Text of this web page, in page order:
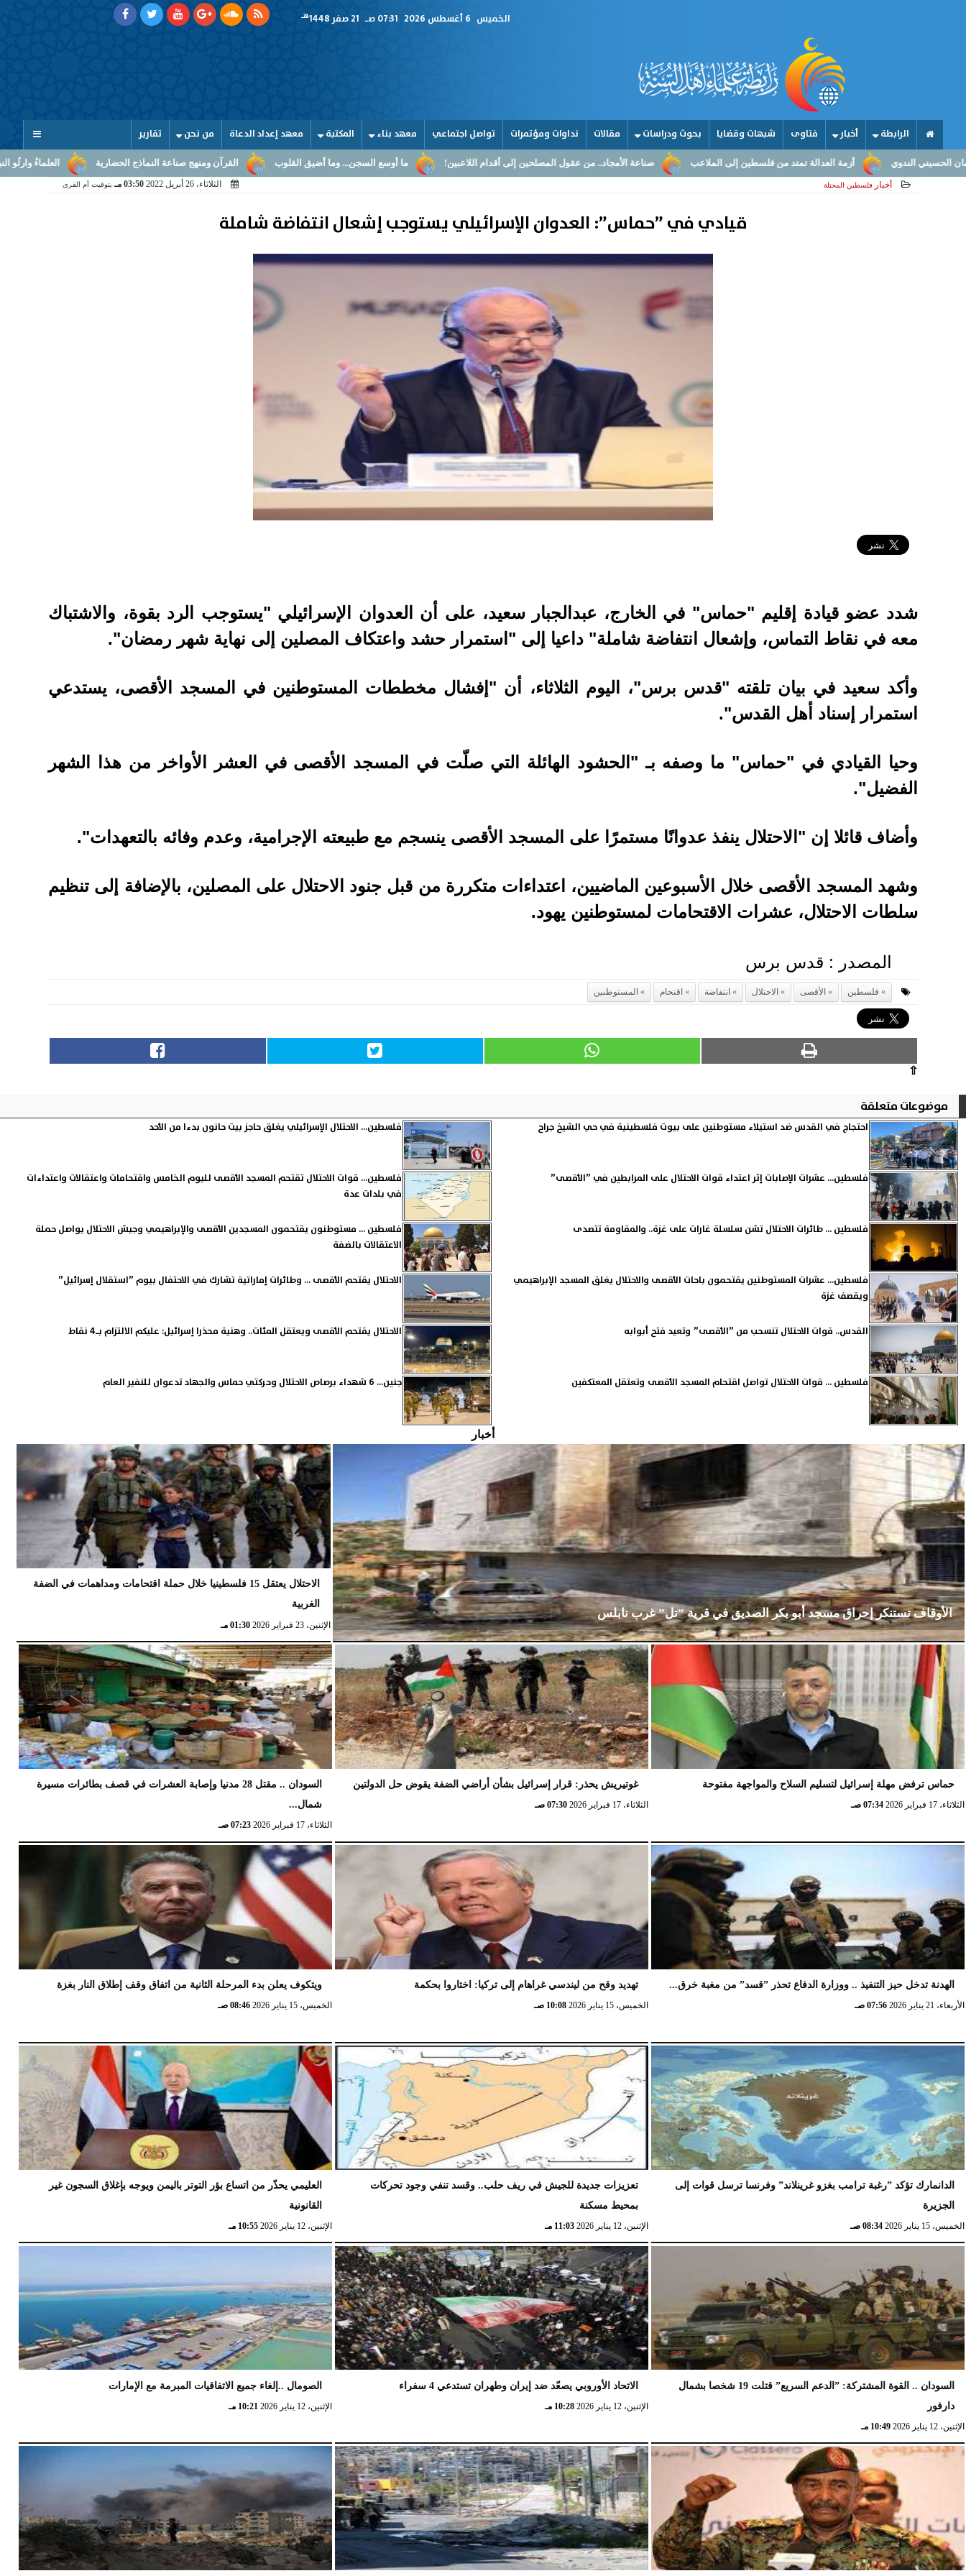
الخميس 07:31 صـ هـ
الرابطة أخبار فتاوى شبهات وقضايا بحوث ودراسات مقالات نداوات ومؤتمرات تواصل اجتماعي معهد بناء المكتبة معهد إعداد الدعاة من نحن تقارير
العلماءُ وارثُو النبوّة: من بلاغ الرسالة القرآن ومنهج صناعة النماذج الحضارية ما أوسع السجن... وما أضيق القلوب صناعة الأمجاد.. من عقول المصلحين إلى أقدام اللاعبين! أزمة العدالة تمتد من فلسطين إلى الملاعب
أخبار فلسطين المحتلة الثلاثاء، 26 أبريل 2022 03:50 مـ بتوقيت أم القرى
قيادي في ”حماس”: العدوان الإسرائيلي يستوجب إشعال انتفاضة شاملة
شدد عضو قيادة إقليم "حماس" في الخارج، عبدالجبار سعيد، على أن العدوان الإسرائيلي "يستوجب الرد بقوة، والاشتباك
معه في نقاط التماس، وإشعال انتفاضة شاملة" داعيا إلى "استمرار حشد واعتكاف المصلين إلى نهاية شهر رمضان".
وأكد سعيد في بيان تلقته "قدس برس"، اليوم الثلاثاء، أن "إفشال مخططات المستوطنين في المسجد الأقصى، يستدعي
استمرار إسناد أهل القدس".
وحيا القيادي في "حماس" ما وصفه بـ "الحشود الهائلة التي صلّت في المسجد الأقصى في العشر الأواخر من هذا الشهر
الفضيل".
وأضاف قائلا إن "الاحتلال ينفذ عدوانًا مستمرًا على المسجد الأقصى ينسجم مع طبيعته الإجرامية، وعدم وفائه بالتعهدات".
وشهد المسجد الأقصى خلال الأسبوعين الماضيين، اعتداءات متكررة من قبل جنود الاحتلال على المصلين، بالإضافة إلى تنظيم
سلطات الاحتلال، عشرات الاقتحامات لمستوطنين يهود.
المصدر : قدس برس
فلسطين الأقصى الاحتلال انتفاضة اقتحام المستوطنين
⇧
موضوعات متعلقة
احتجاج في القدس ضد استيلاء مستوطنين على بيوت فلسطينية في حي الشيخ جراح فلسطين... الاحتلال الإسرائيلي يغلق حاجز بيت حانون بدءا من الأحد
فلسطين... عشرات الإصابات إثر اعتداء قوات الاحتلال على المرابطين في ”الأقصى”
فلسطين... قوات الاحتلال تقتحم المسجد الأقصى لليوم الخامس واقتحامات واعتقالات واعتداءات
في بلدات عدة
فلسطين ... طائرات الاحتلال تشن سلسلة غارات على غزة.. والمقاومة تتصدى
فلسطين ... مستوطنون يقتحمون المسجدين الأقصى والإبراهيمي وجيش الاحتلال يواصل حملة
الاعتقالات بالضفة
فلسطين... عشرات المستوطنين يقتحمون باحات الأقصى والاحتلال يغلق المسجد الإبراهيمي
ويقصف غزة
الاحتلال يقتحم الأقصى ... وطائرات إماراتية تشارك في الاحتفال بيوم ”استقلال إسرائيل”
القدس.. قوات الاحتلال تنسحب من ”الأقصى” وتعيد فتح أبوابه الاحتلال يقتحم الأقصى ويعتقل المئات.. وهنية محذرا إسرائيل: عليكم الالتزام بـ4 نقاط
فلسطين ... قوات الاحتلال تواصل اقتحام المسجد الأقصى وتعتقل المعتكفين جنين... 6 شهداء برصاص الاحتلال وحركتي حماس والجهاد تدعوان للنفير العام
أخبار
الأوقاف تستنكر إحراق مسجد أبو بكر الصديق في قرية ”تل” غرب نابلس
الإثنين، 23 فبراير 2026 02:15 مـ
الاحتلال يعتقل 15 فلسطينيا خلال حملة اقتحامات ومداهمات في الضفة
الغربية
الإثنين، 23 فبراير 2026 01:30 مـ
حماس ترفض مهلة إسرائيل لتسليم السلاح والمواجهة مفتوحة
الثلاثاء، 17 فبراير 2026 07:34 صـ
غوتيريش يحذر: قرار إسرائيل بشأن أراضي الضفة يقوض حل الدولتين
الثلاثاء، 17 فبراير 2026 07:30 صـ
السودان .. مقتل 28 مدنيا وإصابة العشرات في قصف بطائرات مسيرة
شمال...
الثلاثاء، 17 فبراير 2026 07:23 صـ
الهدنة تدخل حيز التنفيذ .. ووزارة الدفاع تحذر ”قسد” من مغبة خرق...
الأربعاء، 21 يناير 2026 07:56 صـ
تهديد وقح من ليندسي غراهام إلى تركيا: اختاروا بحكمة
الخميس، 15 يناير 2026 10:08 صـ
ويتكوف يعلن بدء المرحلة الثانية من اتفاق وقف إطلاق النار بغزة
الخميس، 15 يناير 2026 08:46 صـ
الدانمارك تؤكد ”رغبة ترامب بغزو غرينلاند” وفرنسا ترسل قوات إلى
الجزيرة
الخميس، 15 يناير 2026 08:34 صـ
تعزيزات جديدة للجيش في ريف حلب.. وقسد تنفي وجود تحركات
بمحيط مسكنة
الإثنين، 12 يناير 2026 11:03 مـ
العليمي يحذّر من اتساع بؤر التوتر باليمن ويوجه بإغلاق السجون غير
القانونية
الإثنين، 12 يناير 2026 10:55 مـ
السودان .. القوة المشتركة: ”الدعم السريع” قتلت 19 شخصا بشمال
دارفور
الإثنين، 12 يناير 2026 10:49 مـ
الاتحاد الأوروبي يصعّد ضد إيران وطهران تستدعي 4 سفراء
الإثنين، 12 يناير 2026 10:28 مـ
الصومال ..إلغاء جميع الاتفاقيات المبرمة مع الإمارات
الإثنين، 12 يناير 2026 10:21 مـ